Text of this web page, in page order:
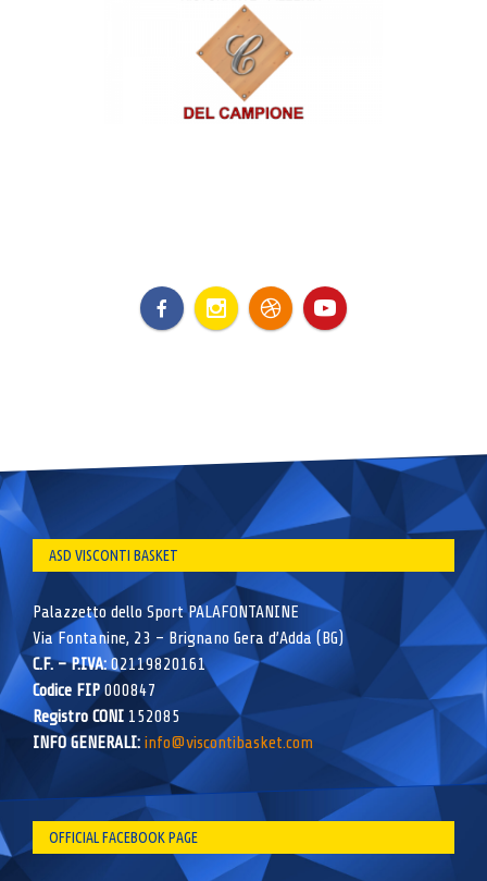
ASD VISCONTI BASKET
Palazzetto dello Sport PALAFONTANINE
Via Fontanine, 23 – Brignano Gera d’Adda (BG)
C.F. – P.IVA:02119820161
Codice FIP000847
Registro CONI 152085
INFO GENERALI: info@viscontibasket.com
OFFICIAL FACEBOOK PAGE